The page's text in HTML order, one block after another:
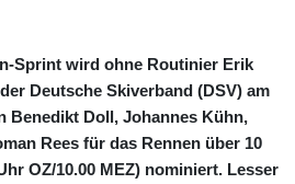
Sprint wird ohne Routinier Erik
Deutsche Skiverband (DSV) am
Benedikt Doll, Johannes Kühn,
Rees für das Rennen über 10
OZ/10.00 MEZ) nominiert. Lesser